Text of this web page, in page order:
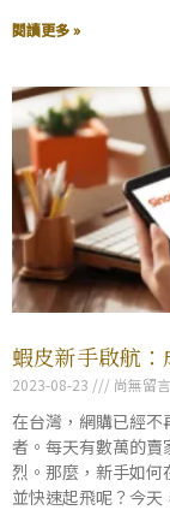
閱讀更多 »
蝦皮新手啟航
2023-08-23 尚無留言
在台灣，網購已經不
者。每天有數萬的
烈。那麼，新手如何
並快速起飛呢？今天